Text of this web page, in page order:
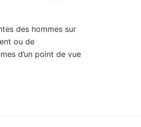
des hommes sur
ou de
d’un point de vue